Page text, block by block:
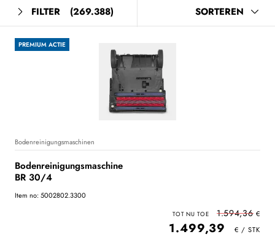
FILTER (269.388) SORTEREN
PREMIUM ACTIE
Bodenreinigungsmaschinen
Bodenreinigungsmaschine
BR 30/4
Item no: 5002802.3300
1.594,36
1.499,39